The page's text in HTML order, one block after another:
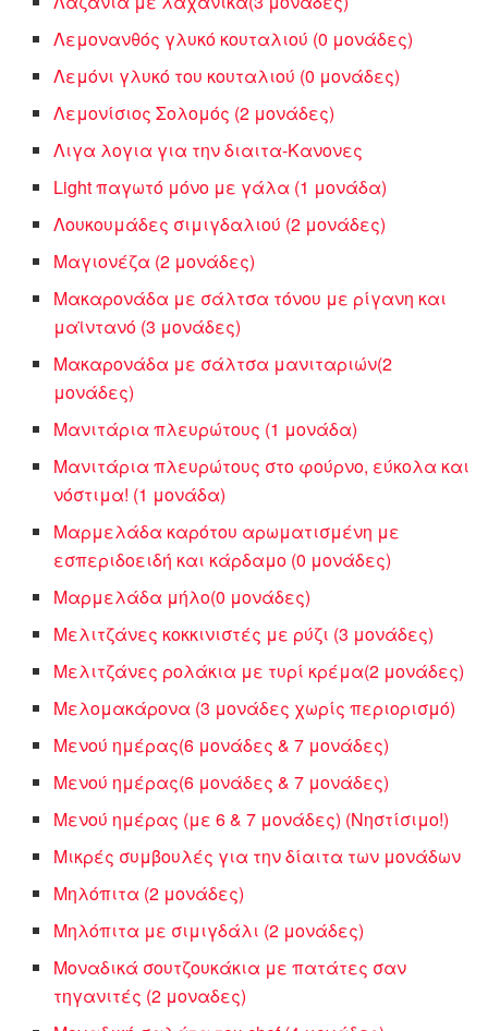
Λεμονανθός γλυκό κουταλιού (0 μονάδες)
Λεμόνι γλυκό του κουταλιού (0 μονάδες)
Λεμονίσιος Σολομός (2 μονάδες)
Λιγα λογια για την διαιτα-Κανονες
Light παγωτό μόνο με γάλα (1 μονάδα)
Λουκουμάδες σιμιγδαλιού (2 μονάδες)
Μαγιονέζα (2 μονάδες)
Μακαρονάδα με σάλτσα τόνου με ρίγανη και
μαϊντανό (3 μονάδες)
Μακαρονάδα με σάλτσα μανιταριών(2
μονάδες)
Μανιτάρια πλευρώτους (1 μονάδα)
Μανιτάρια πλευρώτους στο φούρνο, εύκολα και
νόστιμα! (1 μονάδα)
Μαρμελάδα καρότου αρωματισμένη με
εσπεριδοειδή και κάρδαμο (0 μονάδες)
Μαρμελάδα μήλο(0 μονάδες)
Μελιτζάνες κοκκινιστές με ρύζι (3 μονάδες)
Μελιτζάνες ρολάκια με τυρί κρέμα(2 μονάδες)
Μελομακάρονα (3 μονάδες χωρίς περιορισμό)
Μενού ημέρας(6 μονάδες & 7 μονάδες)
Μενού ημέρας(6 μονάδες & 7 μονάδες)
Μενού ημέρας (με 6 & 7 μονάδες) (Νηστίσιμο!)
Μικρές συμβουλές για την δίαιτα των μονάδων
Μηλόπιτα (2 μονάδες)
Μηλόπιτα με σιμιγδάλι (2 μονάδες)
Μοναδικά σουτζουκάκια με πατάτες σαν
τηγανιτές (2 μοναδες)